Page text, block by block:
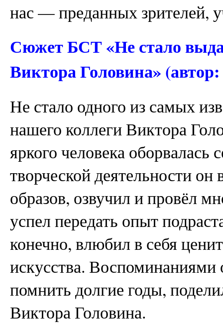
нас — преданных зрителей,
Сюжет БСТ «Не стало
Виктора Головина»
Не стало одного из самых
нашего коллеги Виктора
яркого человека оборвалась
творческой деятельности
образов, озвучил и провёл
успел передать опыт
конечно, влюбил в себя
искусства. Воспоминаниями
помнить долгие годы,
Виктора Головина.